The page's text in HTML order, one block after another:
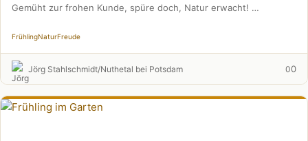
Gemüht zur frohen Kunde, spüre doch, Natur erwacht! …
FrühlingNaturFreude
Jörg Stahlschmidt/Nuthetal bei Potsdam 00